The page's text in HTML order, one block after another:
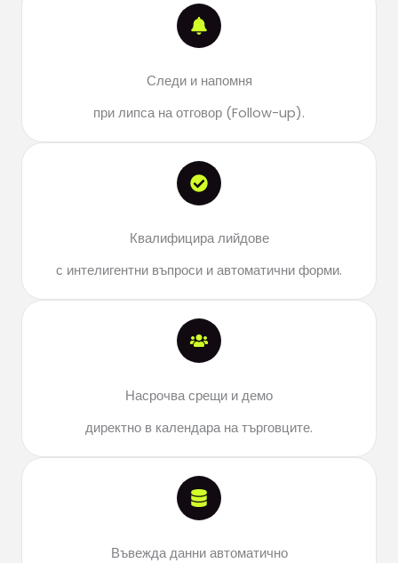
Следи и напомня
при липса на отговор (Follow-up).
Квалифицира лийдове
с интелигентни въпроси и автоматични форми.
Насрочва срещи и демо
директно в календара на търговците.
Въвежда данни автоматично